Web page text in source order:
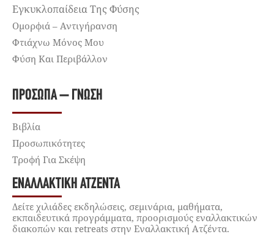
Εγκυκλοπαίδεια Της Φύσης
Ομορφιά – Αντιγήρανση
Φτιάχνω Μόνος Μου
Φύση Και Περιβάλλον
ΠΡΌΣΩΠΑ – ΓΝΏΣΗ
Βιβλία
Προσωπικότητες
Τροφή Για Σκέψη
ΕΝΑΛΛΑΚΤΙΚΉ ΑΤΖΈΝΤΑ
Δείτε χιλιάδες εκδηλώσεις, σεμινάρια, μαθήματα,
εκπαιδευτικά προγράμματα, προορισμούς εναλλακτικών
διακοπών και retreats στην Εναλλακτική Ατζέντα.